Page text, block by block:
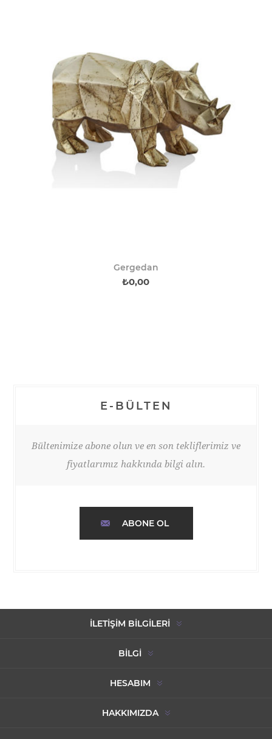
Gergedan
₺0,00
E-BÜLTEN
Bültenimize abone olun ve en son tekliflerimiz ve
fiyatlarımız hakkında bilgi alın.
ABONE OL
İLETIŞIM BILGILERI
BILGI
HESABIM
HAKKIMIZDA